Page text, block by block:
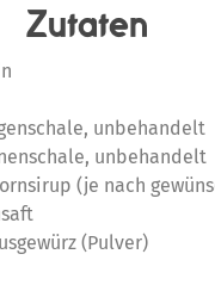
Zutaten
unbehandelt
unbehandelt
(je nach
(Pulver)